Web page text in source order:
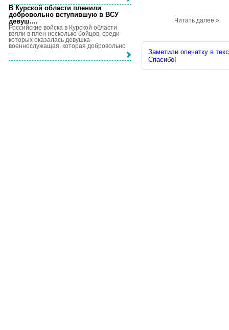
Читать далее »
Заметили опечатку в
Спасибо!
В Курской области пленили
добровольно вступившую в ВСУ
девуш....
Российские войска в Курской области
взяли в плен несколько бойцов, среди
которых оказалась девушка-
военнослужащая, которая добровольно
...